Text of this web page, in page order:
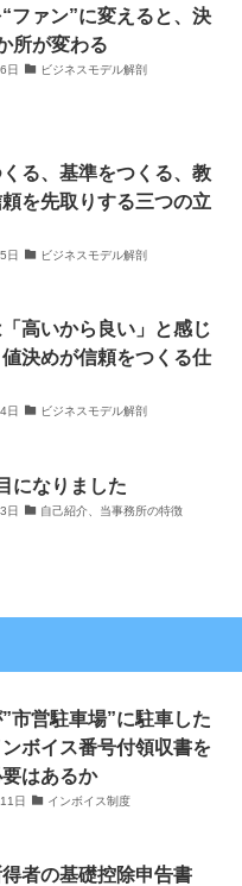
ファン”に変えると、決
所が変わる
日 ビジネスモデル解剖
る、基準をつくる、教
を先取りする三つの立
日 ビジネスモデル解剖
高いから良い」と感じ
決めが信頼をつくる仕
日 ビジネスモデル解剖
になりました
日 自己紹介、当事務所の特徴
市営駐車場”に駐車した
ボイス番号付領収書を
はあるか
日 インボイス制度
得者の基礎控除申告書